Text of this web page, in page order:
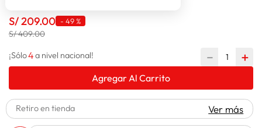
6. tv
7. laptop
9. cocina
10. lavadora
S/209.00 - 49 %
S/ 409.00
¡Sólo4a nivel nacional! ＋
－
Agregar Al Carrito
Retiro en tienda Ver más